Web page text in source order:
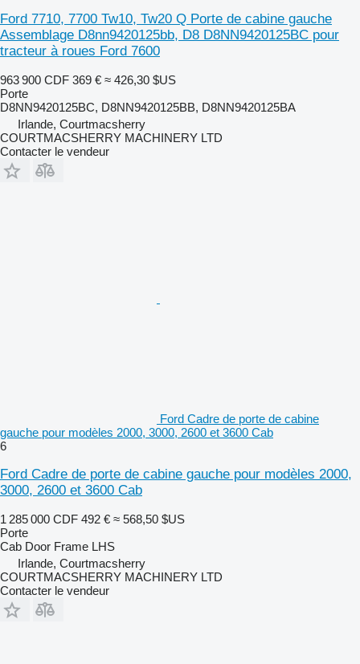
Ford 7710, 7700 Tw10, Tw20 Q Porte de cabine gauche
Assemblage D8nn9420125bb, D8 D8NN9420125BC pour
tracteur à roues Ford 7600
963 900 CDF 369 € ≈ 426,30 $US
Porte
D8NN9420125BC, D8NN9420125BB, D8NN9420125BA
Irlande, Courtmacsherry
COURTMACSHERRY MACHINERY LTD
Contacter le vendeur
Ford Cadre de porte de cabine
gauche pour modèles 2000, 3000, 2600 et 3600 Cab
6
Ford Cadre de porte de cabine gauche pour modèles 2000,
3000, 2600 et 3600 Cab
1 285 000 CDF 492 € ≈ 568,50 $US
Porte
Cab Door Frame LHS
Irlande, Courtmacsherry
COURTMACSHERRY MACHINERY LTD
Contacter le vendeur